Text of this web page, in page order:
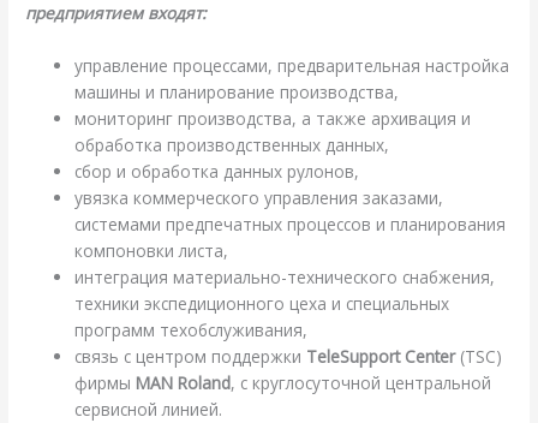
предприятием входят:
управление процессами, предварительная настройка
машины и планирование производства,
мониторинг производства, а также архивация и
обработка производственных данных,
сбор и обработка данных рулонов,
увязка коммерческого управления заказами,
системами предпечатных процессов и планирования
компоновки листа,
интеграция материально-технического снабжения,
техники экспедиционного цеха и специальных
программ техобслуживания,
связь с центром поддержки TeleSupport Center(TSC)
фирмы MAN Roland, с круглосуточной центральной
сервисной линией.